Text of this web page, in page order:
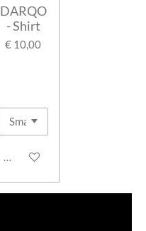
DARQO
- Shirt
€ 10,00
In winkelwagen